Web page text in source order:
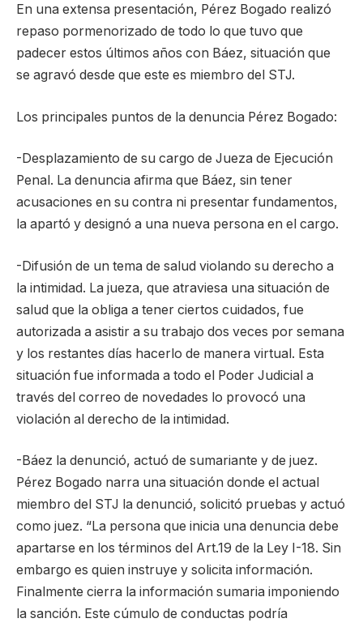
En una extensa presentación, Pérez Bogado realizó
repaso pormenorizado de todo lo que tuvo que
padecer estos últimos años con Báez, situación que
se agravó desde que este es miembro del STJ.
Los principales puntos de la denuncia Pérez Bogado:
-Desplazamiento de su cargo de Jueza de Ejecución
Penal. La denuncia afirma que Báez, sin tener
acusaciones en su contra ni presentar fundamentos,
la apartó y designó a una nueva persona en el cargo.
-Difusión de un tema de salud violando su derecho a
la intimidad. La jueza, que atraviesa una situación de
salud que la obliga a tener ciertos cuidados, fue
autorizada a asistir a su trabajo dos veces por semana
y los restantes días hacerlo de manera virtual. Esta
situación fue informada a todo el Poder Judicial a
través del correo de novedades lo provocó una
violación al derecho de la intimidad.
-Báez la denunció, actuó de sumariante y de juez.
Pérez Bogado narra una situación donde el actual
miembro del STJ la denunció, solicitó pruebas y actuó
como juez. “La persona que inicia una denuncia debe
apartarse en los términos del Art.19 de la Ley I-18. Sin
embargo es quien instruye y solicita información.
Finalmente cierra la información sumaria imponiendo
la sanción. Este cúmulo de conductas podría